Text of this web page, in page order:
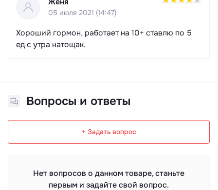
05 июля 2021 (14:47)
Хороший гормон. работает на 10+ ставлю по 5
ед с утра натощак.
Вопросы и ответы
+ Задать вопрос
Нет вопросов о данном товаре, станьте
первым и задайте свой вопрос.